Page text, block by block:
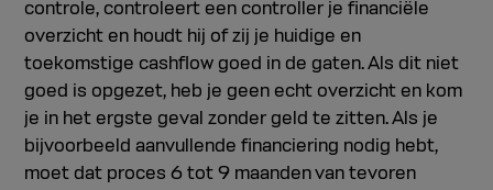
controle, controleert een controller je financiële
overzicht en houdt hij of zij je huidige en
toekomstige cashflow goed in de gaten. Als dit niet
goed is opgezet, heb je geen echt overzicht en kom
je in het ergste geval zonder geld te zitten. Als je
bijvoorbeeld aanvullende financiering nodig hebt,
moet dat proces 6 tot 9 maanden van tevoren